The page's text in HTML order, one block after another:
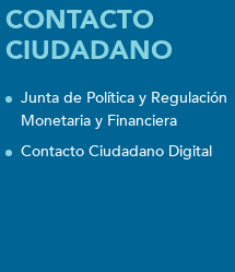
CONTACTO
CIUDADANO
Junta de Política y Regulación
Monetaria y Financiera
Contacto Ciudadano Digital